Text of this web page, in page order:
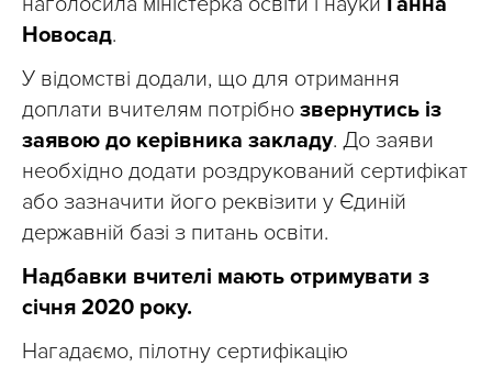
Новосад.
У відомстві додали, що для отримання
доплати вчителям потрібно звернутись із
заявою до керівника закладу. До заяви
необхідно додати роздрукований сертифікат
або зазначити його реквізити у Єдиній
державній базі з питань освіти.
Надбавки вчителі мають отримувати з
січня 2020 року.
Нагадаємо, пілотну сертифікацію